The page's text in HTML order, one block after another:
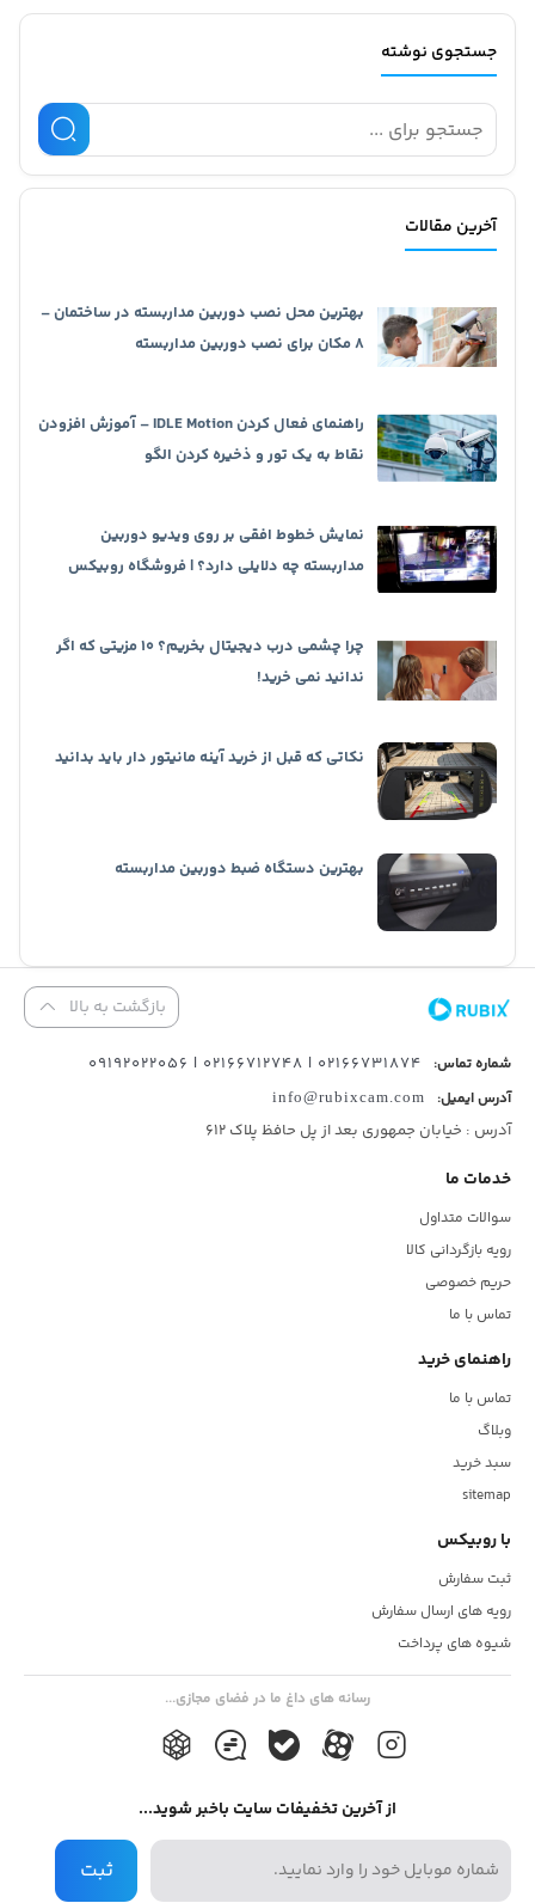
جستجوی نوشته
آخرین مقالات
بهترین محل نصب دوربین مداربسته در ساختمان –
8 مکان برای نصب دوربین مداربسته
راهنمای فعال کردن IDLE Motion – آموزش افزودن
نقاط به یک تور و ذخیره کردن الگو
نمایش خطوط افقی بر روی ویدیو دوربین
مداربسته چه دلایلی دارد؟ | فروشگاه روبیکس
چرا چشمی درب دیجیتال بخریم؟ 10 مزیتی که اگر
ندانید نمی خرید!
نکاتی که قبل از خرید آینه مانیتور دار باید بدانید
بهترین دستگاه ضبط دوربین مداربسته
بازگشت به بالا
شماره تماس: 02166731874 | 02166712748 | 09192022056
آدرس ایمیل: info@rubixcam.com
آدرس : خیابان جمهوری بعد از پل حافظ پلاک ۶۱۲
خدمات ما
سوالات متداول
رویه بازگردانی کالا
حریم خصوصی
تماس با ما
راهنمای خرید
تماس با ما
وبلاگ
سبد خرید
sitemap
با روبیکس
ثبت سفارش
رویه های ارسال سفارش
شیوه های پرداخت
رسانه های داغ ما در فضای مجازی...
از آخرین تخفیفات سایت باخبر شوید...
ثبت